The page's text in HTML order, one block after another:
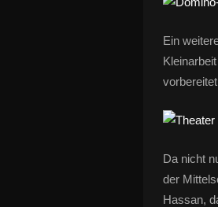
Ein
Da nicht
der
Hassan,